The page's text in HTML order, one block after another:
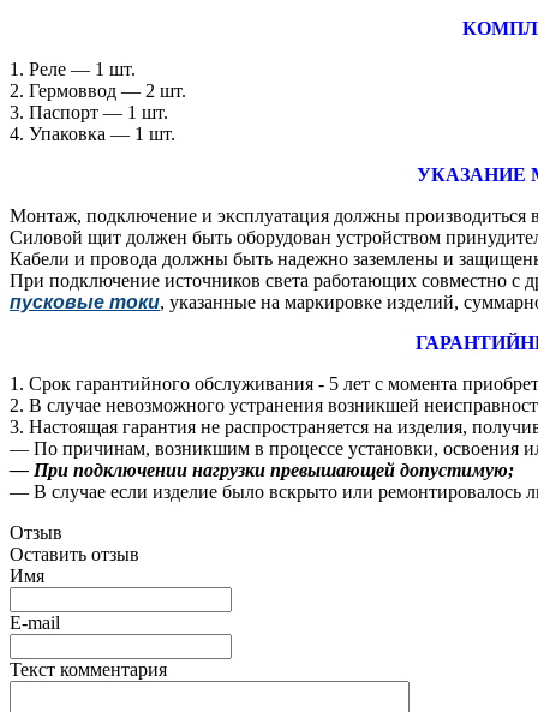
1. Реле ― 1 шт.
2. Гермоввод ― 2 шт.
3. Паспорт ― 1 шт.
4. Упаковка ― 1 шт.
УКАЗАНИЕ
Монтаж, подключение и эксплуатация должны производиться
Силовой щит должен быть оборудован устройством
Кабели и провода должны быть надежно заземлены и
При подключение источников света работающих совместно с
пусковые токи, указанные на маркировке изделий,
1. Срок гарантийного обслуживания - 5 лет с момента
2. В случае невозможного устранения возникшей
3. Настоящая гарантия не распространяется на изделия,
― По причинам, возникшим в процессе установки, освоения
― При подключении нагрузки превышающей допустимую;
― В случае если изделие было вскрыто или ремонтировалось
Отзыв
Оставить отзыв
Имя
E-mail
Текст комментария